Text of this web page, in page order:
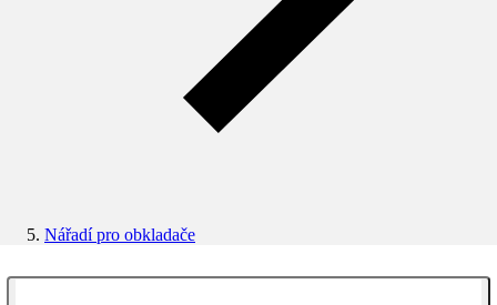
Nářadí pro obkladače